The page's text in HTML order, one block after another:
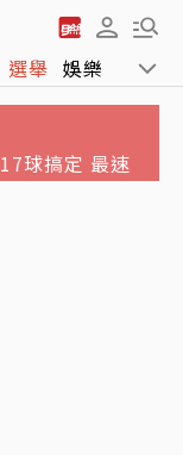
選舉 娛樂 運動